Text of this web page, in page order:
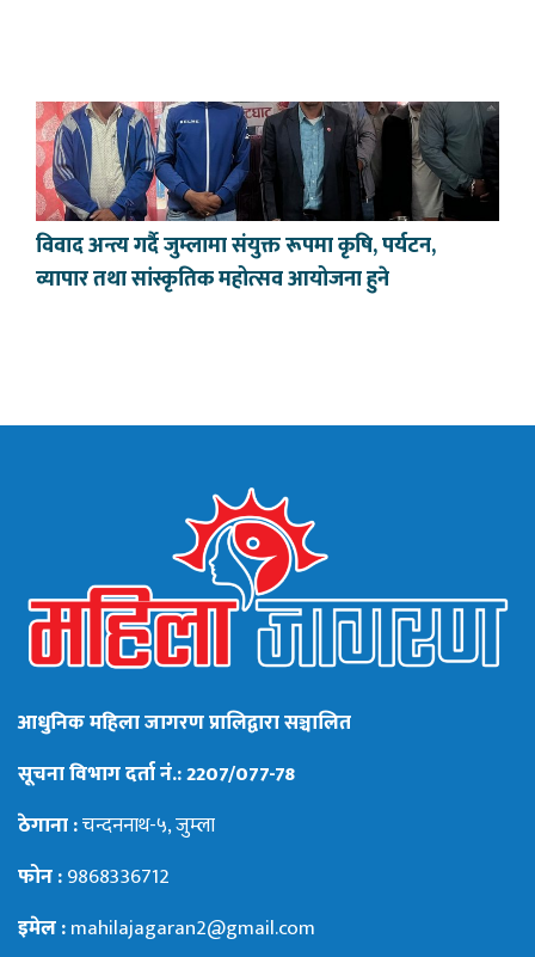
विवाद अन्त्य गर्दै जुम्लामा संयुक्त रूपमा कृषि, पर्यटन,
व्यापार तथा सांस्कृतिक महोत्सव आयोजना हुने
आधुनिक महिला जागरण प्रालिद्वारा सञ्चालित
सूचना विभाग दर्ता नं.: 2207/077-78
ठेगाना :चन्दननाथ-५, जुम्ला
फोन :9868336712
इमेल :mahilajagaran2@gmail.com